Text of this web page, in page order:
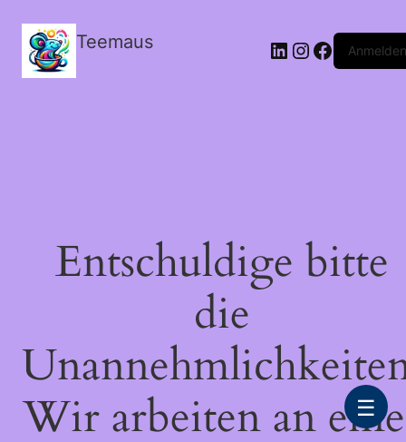
Teemaus LinkedIn
Instagram
FacebookAnmelden
Entschuldige bitte
die
Wir arbeiten an
☰